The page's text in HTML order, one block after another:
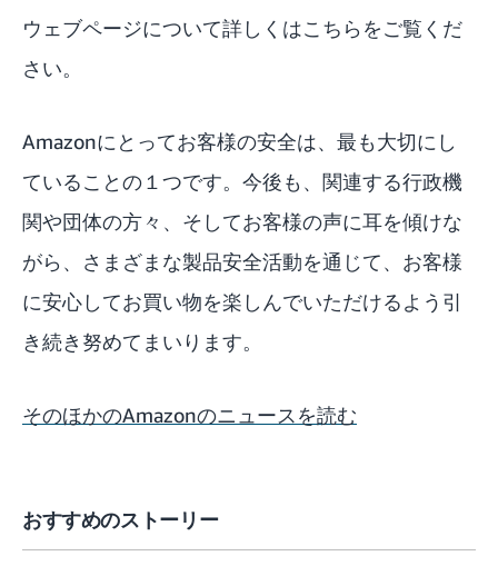
ウェブページについて詳しくはこちら をご覧くだ
さい。
Amazonにとってお客様の安全は、最も大切にし
ていることの１つです。今後も、関連する行政機
関や団体の方々、そしてお客様の声に耳を傾けな
がら、さまざまな製品安全活動を通じて、お客様
に安心してお買い物を楽しんでいただけるよう引
き続き努めてまいります。
そのほかのAmazonのニュースを読む
おすすめのストーリー